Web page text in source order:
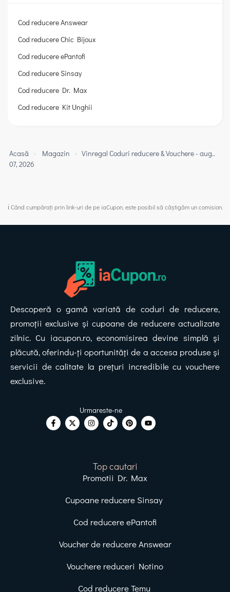
Cod reducere Answear
Cod reducere Chic Bijoux
Cod reducere ePantofi
Cod reducere Sinsay
Cod reducere Dr. Max
Cod reducere Kit Unghii
Acasă > Magazin > Vinregal Coduri reducere & Vouchere - aug..
07, 2026
ℹ️ Când cumpărați prin link-uri de pe iaCupon, este posibil să câștigăm un comision.
Descoperă o gamă variată de coduri de reducere,
promoții exclusive și cupoane de reducere actualizate
zilnic. Cu iacupon.ro, economisirea devine simplă și
plăcută, oferindu-ți oportunități de a accesa produse și
servicii de calitate la prețuri incredibile cu vouchere
exclusive.
Top cautari
Promotii Dr. Max
Cupoane reducere Sinsay
Cod reducere ePantofi
Voucher de reducere Answear
Vouchere reduceri Notino
Cod reducere Temu